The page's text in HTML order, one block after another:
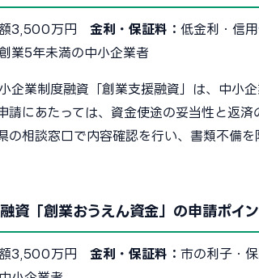
額3,500万円 金利・保証料： 低金利・信
業5年未満の中小企業者
企業制度融資「創業支援融資」は、中小
請にあたっては、資金使途の妥当性と返
の相談窓口で内容確認を行い、書類不備
資「創業おうえん資金」の申請ポイ
額3,500万円 金利・保証料： 市の利子・